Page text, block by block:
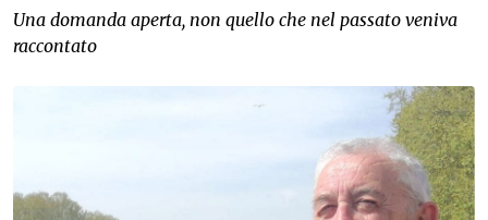
Una domanda aperta, non quello che nel passato veniva
raccontato